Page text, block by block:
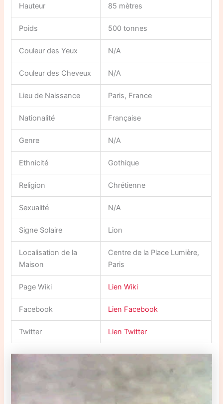
Hauteur 85 mètres
Poids 500 tonnes
Couleur des Yeux N/A
Couleur des Cheveux N/A
Lieu de Naissance Paris, France
Nationalité Française
Genre N/A
Ethnicité Gothique
Religion Chrétienne
Sexualité N/A
Signe Solaire Lion
Localisation de la
Maison
Centre de la Place Lumière,
Paris
Page Wiki Lien Wiki
Facebook Lien Facebook
Twitter Lien Twitter